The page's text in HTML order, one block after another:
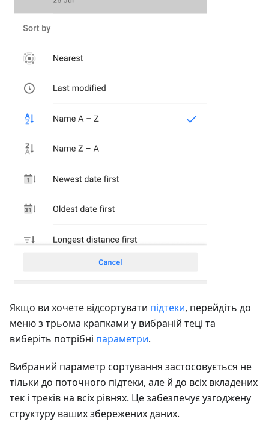
Якщо ви хочете відсортувати підтеки, перейдіть до
меню з трьома крапками у вибраній теці та
виберіть потрібні параметри.
Вибраний параметр сортування застосовується не
тільки до поточного підтеки, але й до всіх вкладених
тек і треків на всіх рівнях. Це забезпечує узгоджену
структуру ваших збережених даних.